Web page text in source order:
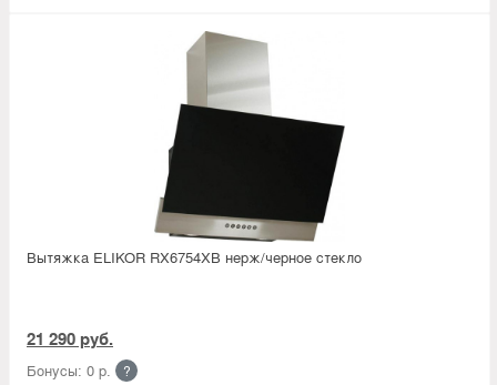
Вытяжка ELIKOR RX6754XB нерж/черное стекло
21 290 руб.
Бонусы: 0 р. ?